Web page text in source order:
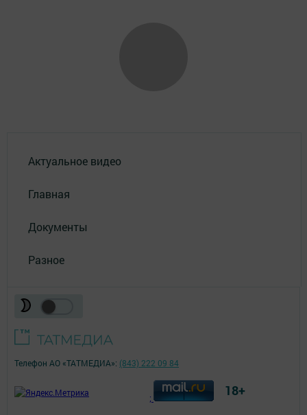
Актуальное видео
Главная
Документы
Разное
Телефон АО «ТАТМЕДИА»: (843) 222 09 84
; 18+